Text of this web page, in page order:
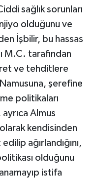
sağlık sorunları
olduğunu ve
İşbilir, bu hassas
M.C. tarafından
ve tehditlere
şerefine
politikaları
ayrıca Almus
olarak kendisinden
ağırlandığını,
olduğunu
istifa